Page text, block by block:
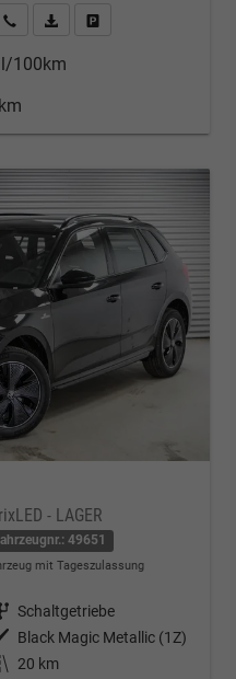
Kontakt & Angebot anfordern
PDF-Datei, Fahrzeugexposé
l/100km
- LAGER
49651
mit Tageszulassung
Getriebe Schaltgetriebe
Außenfarbe Black Magic Metallic (1Z)
Kilometerstand
20 km